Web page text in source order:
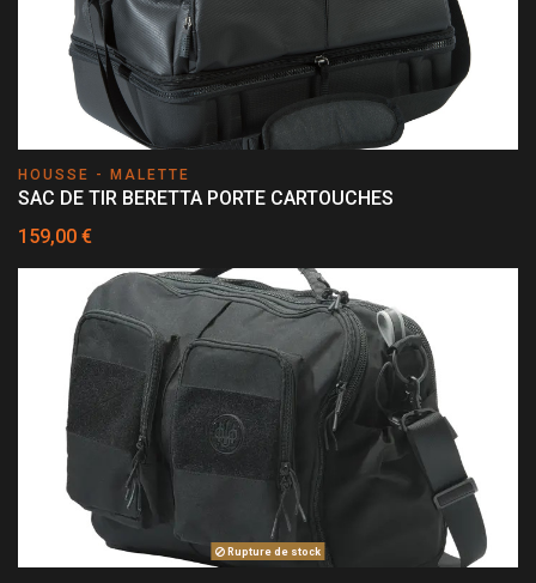
HOUSSE - MALETTE
SAC DE TIR BERETTA PORTE CARTOUCHES
159,00 €
Rupture de stock